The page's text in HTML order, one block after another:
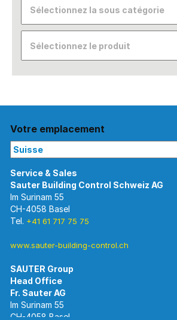
Votre emplacement
Im Surinam 55
CH-4058 Basel
Tel. +41 61 717 75 75
www.sauter-building-control.ch
SAUTER Group
Head Office
Im Surinam 55
CH-4058 Basel